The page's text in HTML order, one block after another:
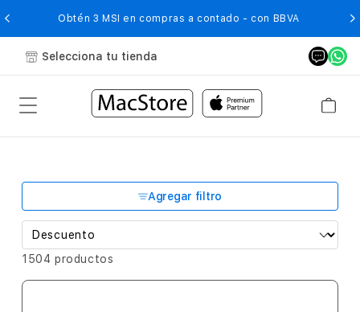
Obtén 3 MSI en compras a contado - con BBVA
Selecciona tu tienda
Agregar filtro
1504 productos